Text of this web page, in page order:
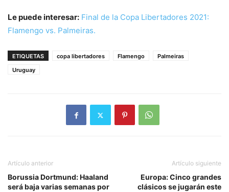
Le puede interesar: Final de la Copa Libertadores 2021:
Flamengo vs. Palmeiras.
ETIQUETAS copa libertadores Flamengo
Palmeiras
Uruguay
Artículo anterior
Borussia Dortmund: Haaland
será baja varias semanas por
Artículo siguiente
Europa: Cinco grandes
clásicos se jugarán este